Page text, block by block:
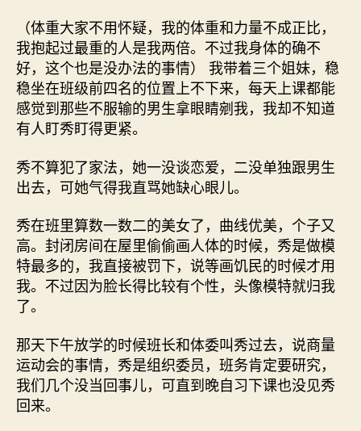
（体重大家不用怀疑，我的体重和力量不成正比，
我抱起过最重的人是我两倍。不过我身体的确不
好，这个也是没办法的事情） 我带着三个姐妹，稳
稳坐在班级前四名的位置上不下来，每天上课都能
感觉到那些不服输的男生拿眼睛剜我，我却不知道
有人盯秀盯得更紧。
秀不算犯了家法，她一没谈恋爱，二没单独跟男生
出去，可她气得我直骂她缺心眼儿。
秀在班里算数一数二的美女了，曲线优美，个子又
高。封闭房间在屋里偷偷画人体的时候，秀是做模
特最多的，我直接被罚下，说等画饥民的时候才用
我。不过因为脸长得比较有个性，头像模特就归我
了。
那天下午放学的时候班长和体委叫秀过去，说商量
运动会的事情，秀是组织委员，班务肯定要研究，
我们几个没当回事儿，可直到晚自习下课也没见秀
回来。